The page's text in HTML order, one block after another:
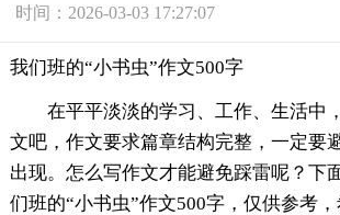
时间：2026-03-03 17:27:07
我们班的“小书虫”作文500字
在平平淡淡的学习、工作、生活中
文吧，作文要求篇章结构完整，一定要
出现。怎么写作文才能避免踩雷呢？下
们班的“小书虫”作文500字，仅供参考